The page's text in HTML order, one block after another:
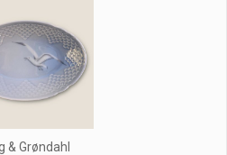
& Grøndahl